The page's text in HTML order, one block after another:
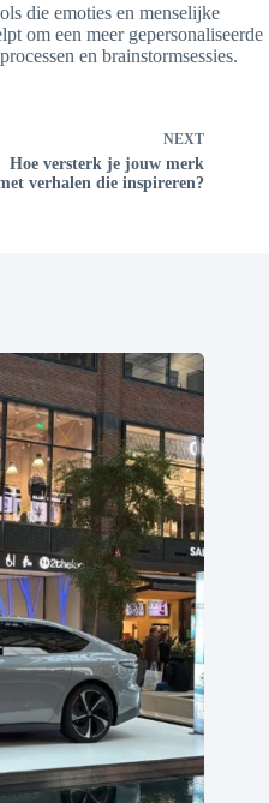
die emoties en menselijke
om een meer gepersonaliseerde
en brainstormsessies.
NEXT
Hoe versterk je jouw merk
verhalen die inspireren?